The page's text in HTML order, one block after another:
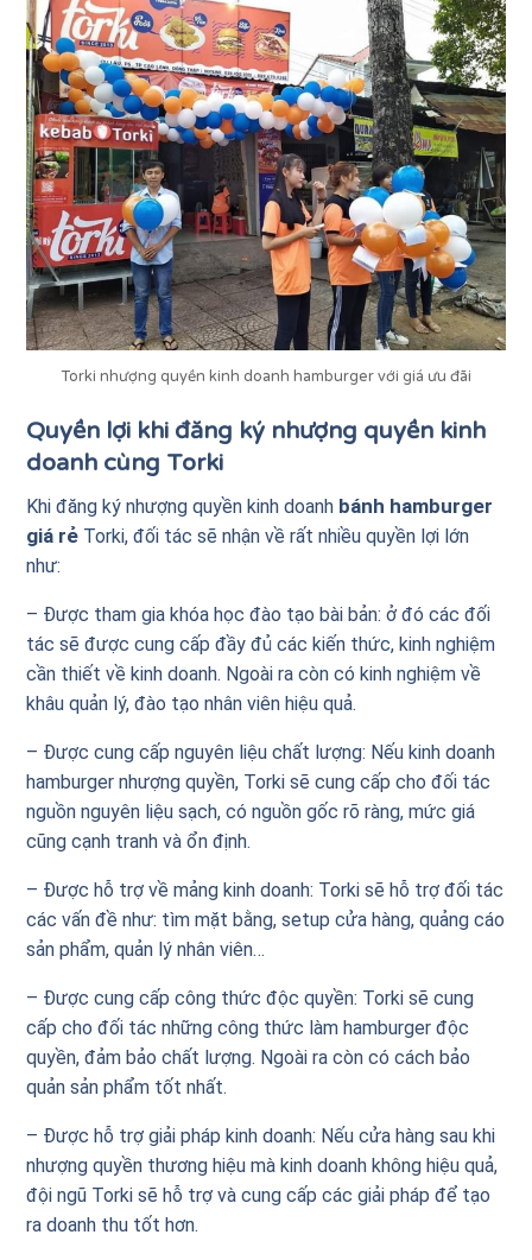
Torki nhượng quyền kinh doanh hamburger với giá ưu đãi
Quyền lợi khi đăng ký nhượng quyền kinh
doanh cùng Torki
Khi đăng ký nhượng quyền kinh doanh bánh hamburger
giá rẻ Torki, đối tác sẽ nhận về rất nhiều quyền lợi lớn
như:
– Được tham gia khóa học đào tạo bài bản: ở đó các đối
tác sẽ được cung cấp đầy đủ các kiến thức, kinh nghiệm
cần thiết về kinh doanh. Ngoài ra còn có kinh nghiệm về
khâu quản lý, đào tạo nhân viên hiệu quả.
– Được cung cấp nguyên liệu chất lượng: Nếu kinh doanh
hamburger nhượng quyền, Torki sẽ cung cấp cho đối tác
nguồn nguyên liệu sạch, có nguồn gốc rõ ràng, mức giá
cũng cạnh tranh và ổn định.
– Được hỗ trợ về mảng kinh doanh: Torki sẽ hỗ trợ đối tác
các vấn đề như: tìm mặt bằng, setup cửa hàng, quảng cáo
sản phẩm, quản lý nhân viên…
– Được cung cấp công thức độc quyền: Torki sẽ cung
cấp cho đối tác những công thức làm hamburger độc
quyền, đảm bảo chất lượng. Ngoài ra còn có cách bảo
quản sản phẩm tốt nhất.
– Được hỗ trợ giải pháp kinh doanh: Nếu cửa hàng sau khi
nhượng quyền thương hiệu mà kinh doanh không hiệu quả,
đội ngũ Torki sẽ hỗ trợ và cung cấp các giải pháp để tạo
ra doanh thu tốt hơn.